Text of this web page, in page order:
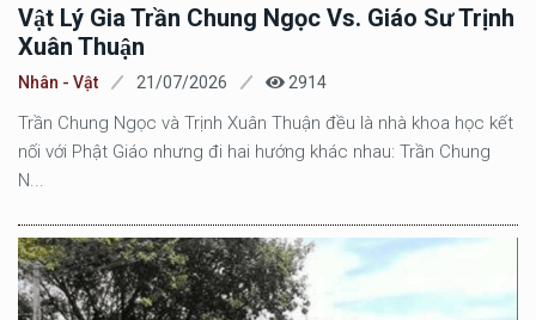
Vật Lý Gia Trần Chung Ngọc Vs. Giáo Sư Trịnh
Xuân Thuận
Nhân - Vật 21/07/2026 2914
Trần Chung Ngọc và Trịnh Xuân Thuận đều là nhà khoa học kết
nối với Phật Giáo nhưng đi hai hướng khác nhau: Trần Chung
N...